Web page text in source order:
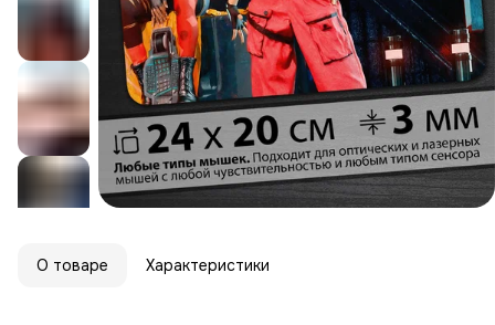
О товаре Характеристики